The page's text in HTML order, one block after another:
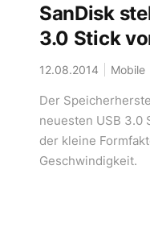
SanDisk
3.0 Stick
12.08.2014 Mobile
Der
neuesten USB 3.0
der kleine
Geschwindigkeit.